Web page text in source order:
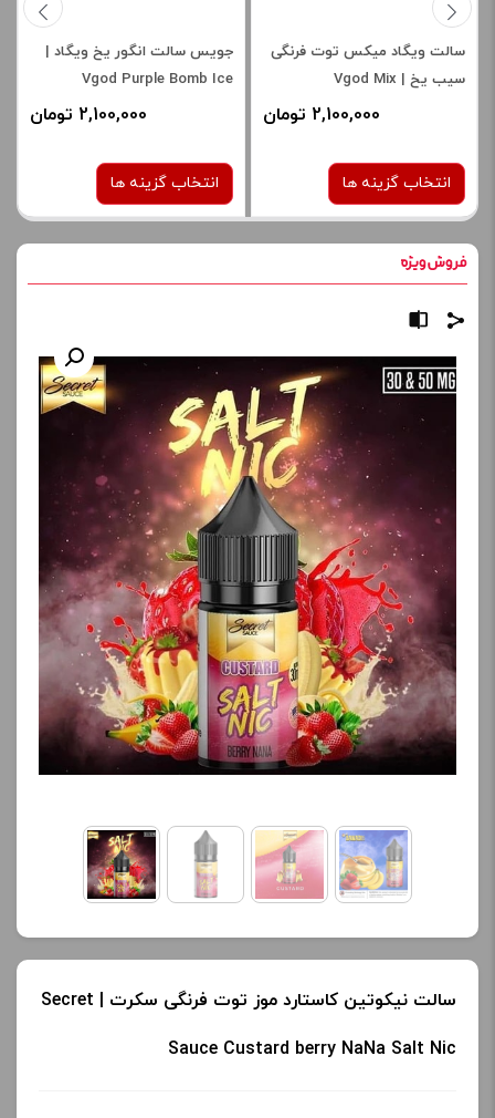
سالت ویگاد میکس توت فرنگی
سیب یخ | Vgod Mix
Strawberry Apple Ice Saltnic
2,100,000 تومان
انتخاب گزینه ها
نیکوتین:
برای فعال شدن سبد خرید و
نمایش قیمت ، گزینه های
محصول را از کادر بالا انتخاب
آخرین بروزرسانی
قیمت: 20 ساعت پیش
تمامی قیمت ها بروز
هستند.
- +
ک
جویس سالت انگور یخ ویگاد |
Vgod Purple Bomb Ice
2,100,000 تومان
انتخاب گزینه ها
برای فعال شدن سبد خرید و
نمایش قیمت ، گزینه های
محصول را از کادر بالا انتخاب
کنید.
آخرین بروزرسانی
قیمت: 20 ساعت پیش
تمامی قیمت ها بروز
هستند.
- +
سالت نیکوتین کاستارد موز توت فرنگی سکرت | Secret
Sauce Custard berry NaNa Salt Nic